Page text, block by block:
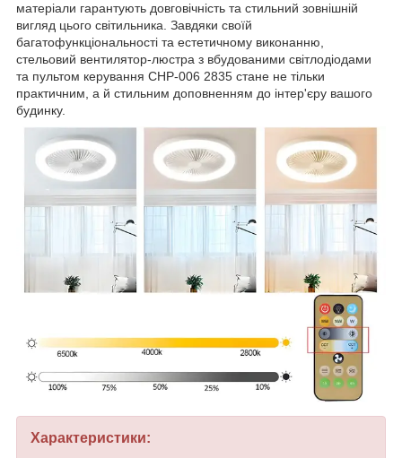
матеріали гарантують довговічність та стильний зовнішній
вигляд цього світильника. Завдяки своїй
багатофункціональності та естетичному виконанню,
стельовий вентилятор-люстра з вбудованими світлодіодами
та пультом керування CHP-006 2835 стане не тільки
практичним, а й стильним доповненням до інтер'єру вашого
будинку.
Характеристики: